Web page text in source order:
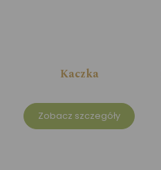
Kaczka
Zobacz szczegóły